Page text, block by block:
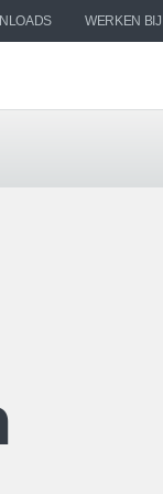
WERKEN